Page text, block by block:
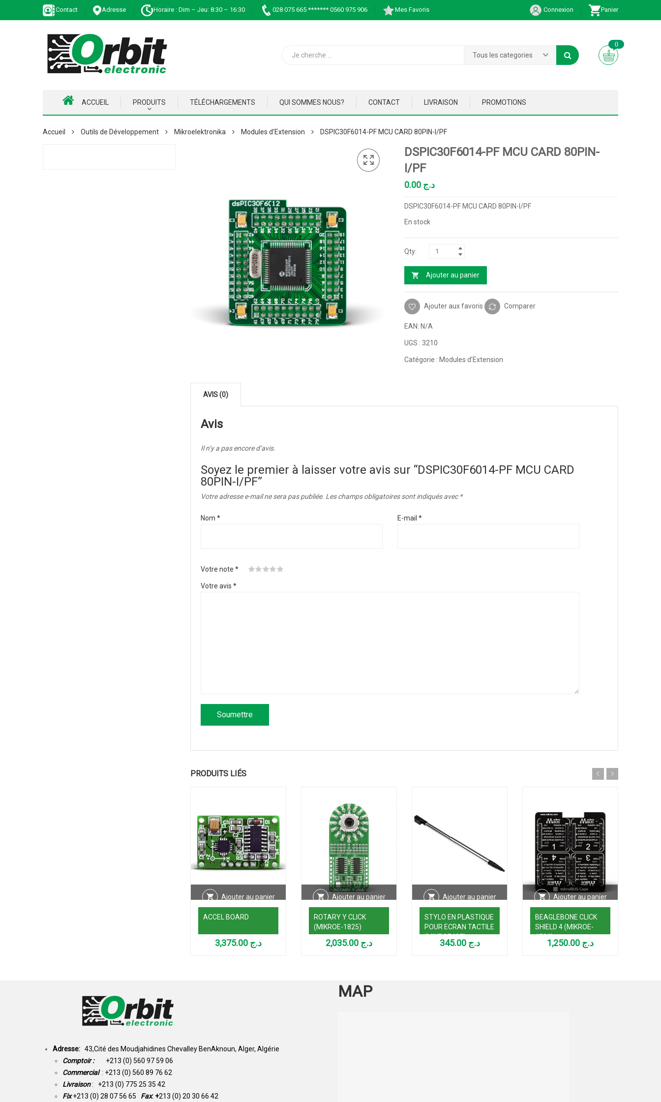
Contact Adresse Horaire : Dim – Jeu: 8:30 – 16:30 028 075 665 ******* 0560 975 906 Mes Favoris Connexion Panier
Tous les categories
0
ACCUEIL PRODUITS TÉLÉCHARGEMENTS QUI SOMMES NOUS? CONTACT LIVRAISON PROMOTIONS
Accueil Outils de Développement Mikroelektronika Modules d’Extension DSPIC30F6014-PF MCU CARD 80PIN-I/PF
DSPIC30F6014-PF MCU CARD 80PIN-
I/PF
د.ج
DSPIC30F6014-PF MCU CARD 80PIN-I/PF
En stock
Ajouter au panier
Ajouter aux favoris Comparer
EAN: N/A
UGS : 3210
Catégorie : Modules d’Extension
AVIS (0)
Avis
Il n’y a pas encore d’avis.
Soyez le premier à laisser votre avis sur “DSPIC30F6014-PF MCU CARD
80PIN-I/PF”
Votre adresse e-mail ne sera pas publiée. Les champs obligatoires sont indiqués avec *
Nom * E-mail *
Votre note *
Votre avis *
PRODUITS LIÉS
Ajouter au panier
ACCEL BOARD
د.ج
Ajouter au panier
ROTARY Y CLICK
(MIKROE-1825)
د.ج
Ajouter au panier
STYLO EN PLASTIQUE
POUR ECRAN TACTILE
(MIKROE485)
د.ج 345.00
Ajouter au panier
BEAGLEBONE CLICK
SHIELD 4 (MIKROE-
1596)
د.ج
Adresse: 43,Cité des Moudjahidines Chevalley BenAknoun, Alger, Algérie
Comptoir : +213 (0) 560 97 59 06
Commercial : +213 (0) 560 89 76 62
Livraison: +213 (0) 775 25 35 42
Fix +213 (0) 28 07 56 65 Fax: +213 (0) 20 30 66 42
MAP